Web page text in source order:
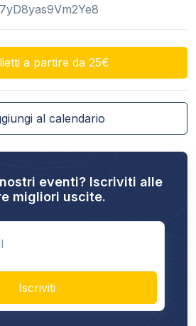
a partire da 25€
al calendario
eventi? Iscriviti alle
migliori uscite.
Iscriviti